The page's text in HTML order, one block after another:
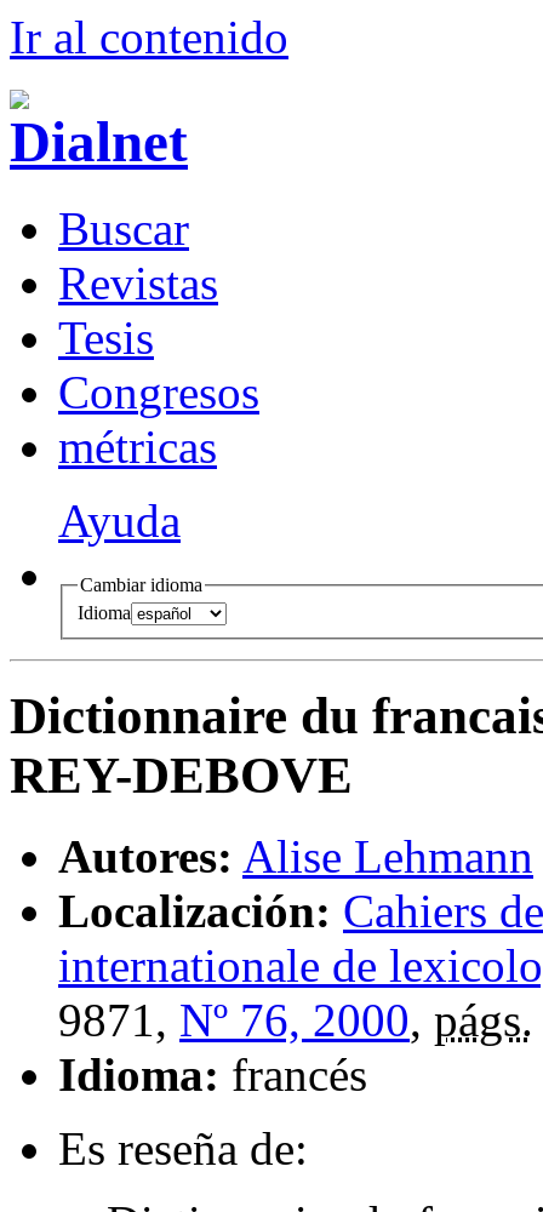
Ir al contenido
Buscar
Revistas
Tesis
Congresos
métricas
Ayuda
Cambiar idioma
Idioma
Dictionnaire du
REY-DEBOVE
Autores: Alise Lehmann
Localización: Cahiers
internationale de
9871, Nº 76, 2000, págs.
Idioma: francés
Es reseña de: